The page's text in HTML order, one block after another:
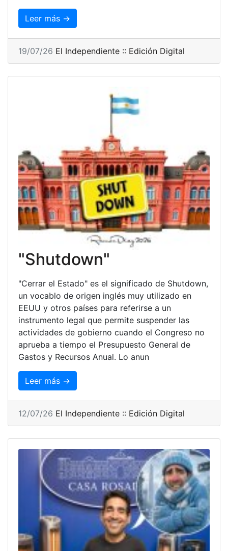
Leer más →
19/07/26 El Independiente :: Edición Digital
"Shutdown"
"Cerrar el Estado" es el significado de Shutdown,
un vocablo de origen inglés muy utilizado en
EEUU y otros países para referirse a un
instrumento legal que permite suspender las
actividades de gobierno cuando el Congreso no
aprueba a tiempo el Presupuesto General de
Gastos y Recursos Anual. Lo anun
Leer más →
12/07/26 El Independiente :: Edición Digital